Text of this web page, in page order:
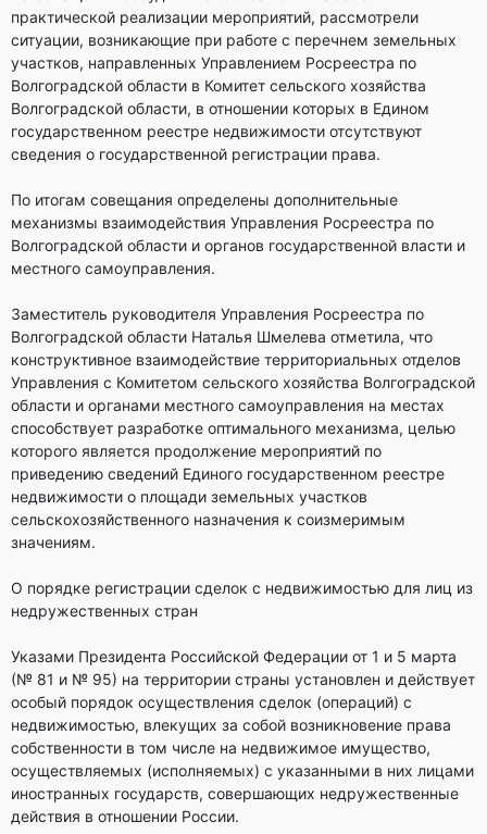
практической реализации мероприятий, рассмотрели
ситуации, возникающие при работе с перечнем земельных
участков, направленных Управлением Росреестра по
Волгоградской области в Комитет сельского хозяйства
Волгоградской области, в отношении которых в Едином
государственном реестре недвижимости отсутствуют
сведения о государственной регистрации права.
По итогам совещания определены дополнительные
механизмы взаимодействия Управления Росреестра по
Волгоградской области и органов государственной власти и
местного самоуправления.
Заместитель руководителя Управления Росреестра по
Волгоградской области Наталья Шмелева отметила, что
конструктивное взаимодействие территориальных отделов
Управления с Комитетом сельского хозяйства Волгоградской
области и органами местного самоуправления на местах
способствует разработке оптимального механизма, целью
которого является продолжение мероприятий по
приведению сведений Единого государственном реестре
недвижимости о площади земельных участков
сельскохозяйственного назначения к соизмеримым
значениям.
О порядке регистрации сделок с недвижимостью для лиц из
недружественных стран
Указами Президента Российской Федерации от 1 и 5 марта
(№ 81 и № 95) на территории страны установлен и действует
особый порядок осуществления сделок (операций) с
недвижимостью, влекущих за собой возникновение права
собственности в том числе на недвижимое имущество,
осуществляемых (исполняемых) с указанными в них лицами
иностранных государств, совершающих недружественные
действия в отношении России.